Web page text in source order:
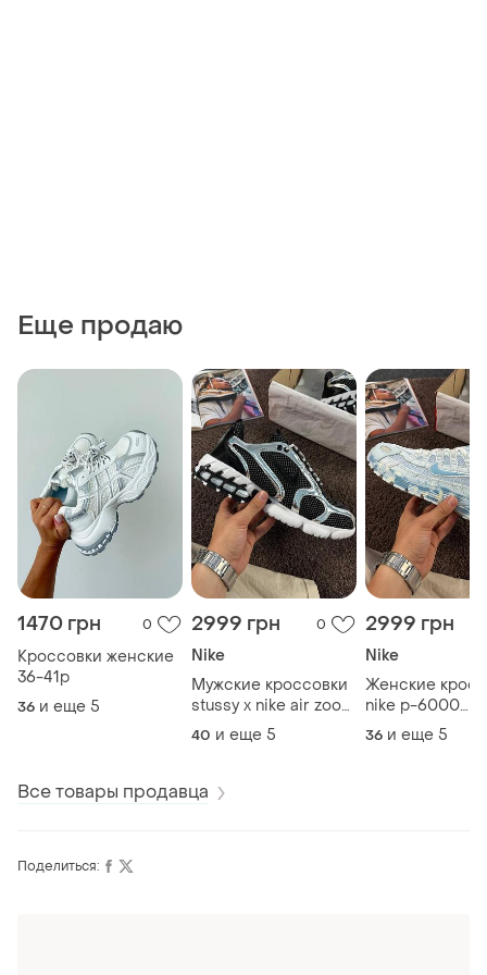
Еще продаю
1470 грн 0
Кроссовки женские
36-41р
36 и еще 5
2999 грн 0
Nike
Мужские кроссовки
stussy x nike air zoom
spiridon cage 'pure
platinum'
40 и еще 5
2999 грн
Nike
Женские
nike p-6000
white&amp;blue
36 и еще 5
Все товары продавца
Поделиться: